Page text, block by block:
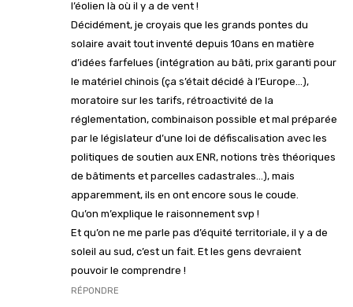
l’éolien là où il y a de vent !
Décidément, je croyais que les grands pontes du
solaire avait tout inventé depuis 10ans en matière
d’idées farfelues (intégration au bâti, prix garanti pour
le matériel chinois (ça s’était décidé à l’Europe…),
moratoire sur les tarifs, rétroactivité de la
réglementation, combinaison possible et mal préparée
par le législateur d’une loi de défiscalisation avec les
politiques de soutien aux ENR, notions très théoriques
de bâtiments et parcelles cadastrales…), mais
apparemment, ils en ont encore sous le coude.
Qu’on m’explique le raisonnement svp !
Et qu’on ne me parle pas d’équité territoriale, il y a de
soleil au sud, c’est un fait. Et les gens devraient
pouvoir le comprendre !
RÉPONDRE